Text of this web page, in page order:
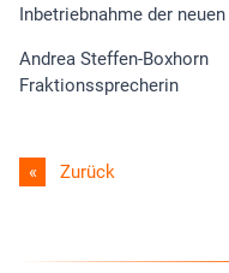
Inbetriebnahme der
Andrea Steffen-Boxhorn
Fraktionssprecherin
Zurück